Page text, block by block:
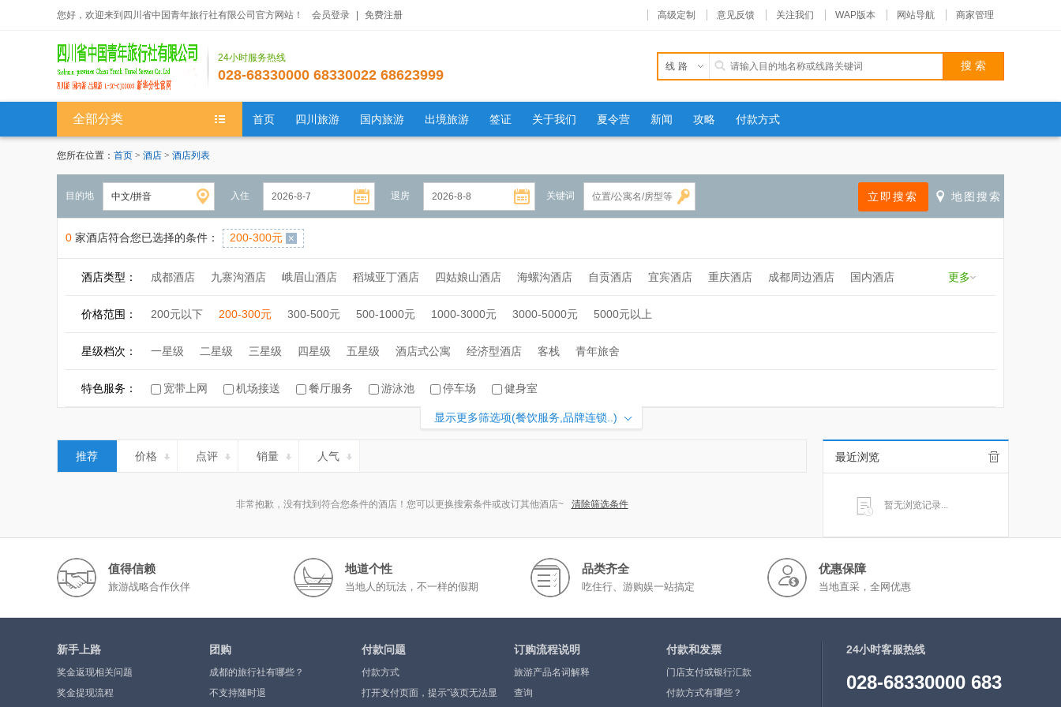
您好，欢迎来到四川省中国青年旅行社有限公司官方网站！ 会员登录 免费注册 高级定制 意见反馈 关注我们 WAP版本 网站导航 商家管理
24小时服务热线
028-68330000 68330022 68623999
线路
全部分类 首页 四川旅游 国内旅游 出境旅游 签证 关于我们 夏令营 新闻 攻略 付款方式
您所在位置： 首页 > 酒店 > 酒店列表
目的地 入住 退房 关键词
0 家酒店符合您已选择的条件： 200-300元
酒店类型： 成都酒店 九寨沟酒店 峨眉山酒店 稻城亚丁酒店 四姑娘山酒店 海螺沟酒店 自贡酒店 宜宾酒店 重庆酒店 成都周边酒店 国内酒店
境外酒店
更多
价格范围： 200元以下 200-300元 300-500元 500-1000元 1000-3000元 3000-5000元 5000元以上
星级档次： 一星级 二星级 三星级 四星级 五星级 酒店式公寓 经济型酒店 客栈 青年旅舍
特色服务： 宽带上网 机场接送 餐厅服务 游泳池 停车场 健身室
显示更多筛选项(餐饮服务,品牌连锁..)
推荐 价格 点评 销量 人气
非常抱歉，没有找到符合您条件的酒店！您可以更换搜索条件或改订其他酒店~ 清除筛选条件
最近浏览
暂无浏览记录...
值得信赖
旅游战略合作伙伴
地道个性
当地人的玩法，不一样的假期
品类齐全
吃住行、游购娱一站搞定
优惠保障
当地直采，全网优惠
新手上路
奖金返现相关问题
奖金提现流程
团购
成都的旅行社有哪些？
不支持随时退
付款问题
付款方式
打开支付页面，提示”该页无法显
订购流程说明
旅游产品名词解释
查询
付款和发票
门店支付或银行汇款
付款方式有哪些？
24小时客服热线
028-68330000 683